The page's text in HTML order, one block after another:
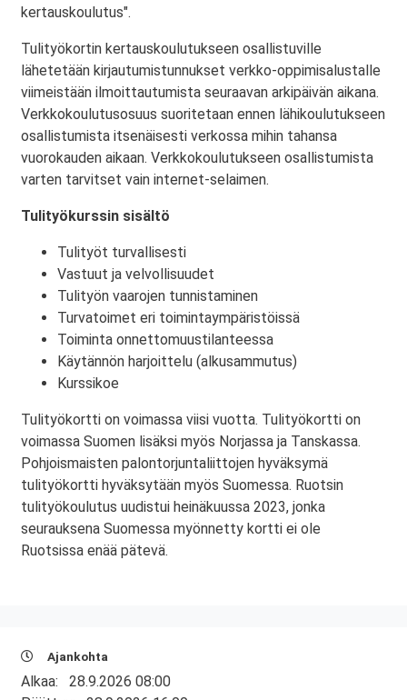
kertauskoulutus".
Tulityökortin kertauskoulutukseen osallistuville
lähetetään kirjautumistunnukset verkko-oppimisalustalle
viimeistään ilmoittautumista seuraavan arkipäivän aikana.
Verkkokoulutusosuus suoritetaan ennen lähikoulutukseen
osallistumista itsenäisesti verkossa mihin tahansa
vuorokauden aikaan. Verkkokoulutukseen osallistumista
varten tarvitset vain internet-selaimen.
Tulityökurssin sisältö
Tulityöt turvallisesti
Vastuut ja velvollisuudet
Tulityön vaarojen tunnistaminen
Turvatoimet eri toimintaympäristöissä
Toiminta onnettomuustilanteessa
Käytännön harjoittelu (alkusammutus)
Kurssikoe
Tulityökortti on voimassa viisi vuotta. Tulityökortti on
voimassa Suomen lisäksi myös Norjassa ja Tanskassa.
Pohjoismaisten palontorjuntaliittojen hyväksymä
tulityökortti hyväksytään myös Suomessa. Ruotsin
tulityökoulutus uudistui heinäkuussa 2023, jonka
seurauksena Suomessa myönnetty kortti ei ole
Ruotsissa enää pätevä.
Ajankohta
Alkaa: 28.9.2026 08:00